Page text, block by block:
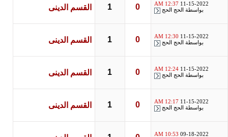
11-15-2022
12:37 AM
بواسطةالحج الحج القسم الدينى
11-15-2022
12:30 AM
بواسطةالحج الحج القسم الدينى
11-15-2022
12:24 AM
بواسطةالحج الحج القسم الدينى
11-15-2022
12:17 AM
بواسطةالحج الحج القسم الدينى
09-18-2022
10:53 AM